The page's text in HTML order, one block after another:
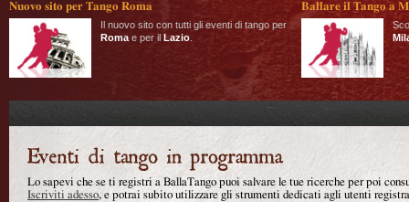
Nuovo sito per Tango Roma
Il nuovo sito con tutti gli eventi di tango per
Roma e per il Lazio
Ballare il Tango a
Lo sapevi che se ti registri a BallaTango puoi salvare le tue ricerche per poi
Iscriviti adesso, e potrai subito utilizzare gli strumenti dedicati agli utenti